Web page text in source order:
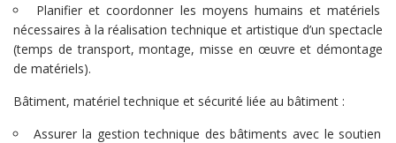
Planifier et coordonner les moyens humains et matériels
nécessaires à la réalisation technique et artistique d’un spectacle
(temps de transport, montage, misse en œuvre et démontage
de matériels).
Bâtiment, matériel technique et sécurité liée au bâtiment :
Assurer la gestion technique des bâtiments avec le soutien